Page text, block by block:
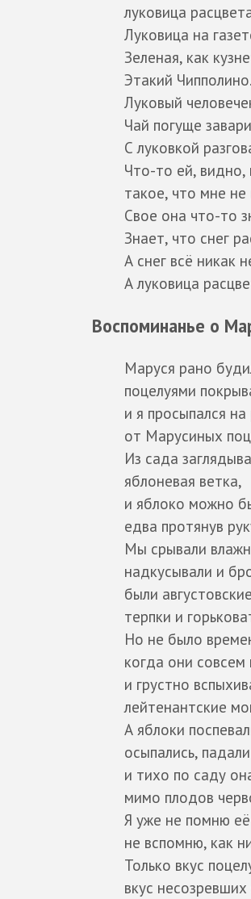
луковица
Луковица на
Зеленая, как
Этакий Чипполино.
Луковый
Чай погуще
С луковкой
Что-то ей,
такое, что мне
Свое она что-то
Знает, что снег
А снег всё никак
А луковица
Воспоминанье о
Маруся рано
поцелуями
и я просыпался
от Марусиных
Из сада
яблоневая ветка,
и яблоко можно
едва протянув
Мы срывали
надкусывали и
были
терпки и
Но не было
когда они совсем
и грустно
лейтенантские
А яблоки
осыпались,
и тихо по саду
мимо плодов
Я уже не помню
не вспомню, как
Только вкус
вкус несозревших